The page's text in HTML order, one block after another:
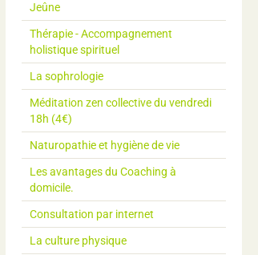
Jeûne
Thérapie - Accompagnement
holistique spirituel
La sophrologie
Méditation zen collective du vendredi
18h (4€)
Naturopathie et hygiène de vie
Les avantages du Coaching à
domicile.
Consultation par internet
La culture physique